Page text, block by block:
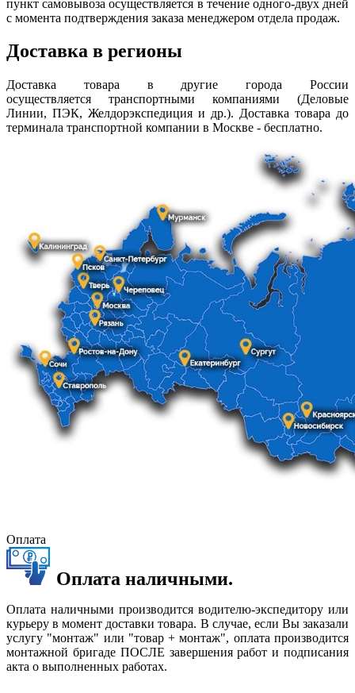
пункт самовывоза осуществляется в течение одного-двух дней
с момента подтверждения заказа менеджером отдела продаж.
Доставка в регионы
Доставка товара в другие города России
осуществляется транспортными компаниями (Деловые
Линии, ПЭК, Желдорэкспедиция и др.). Доставка товара до
терминала транспортной компании в Москве - бесплатно.
Оплата
Оплата наличными.
Оплата наличными производится водителю-экспедитору или
курьеру в момент доставки товара. В случае, если Вы заказали
услугу "монтаж" или "товар + монтаж", оплата производится
монтажной бригаде ПОСЛЕ завершения работ и подписания
акта о выполненных работах.